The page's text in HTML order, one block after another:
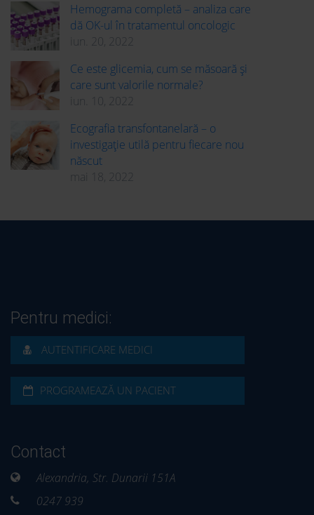
Hemograma completă – analiza care
dă OK-ul în tratamentul oncologic
iun. 20, 2022
Ce este glicemia, cum se măsoară și
care sunt valorile normale?
iun. 10, 2022
Ecografia transfontanelară – o
investigație utilă pentru fiecare nou
născut
mai 18, 2022
Pentru medici:
AUTENTIFICARE MEDICI
PROGRAMEAZĂ UN PACIENT
Contact
Alexandria, Str. Dunarii 151A
0247 939